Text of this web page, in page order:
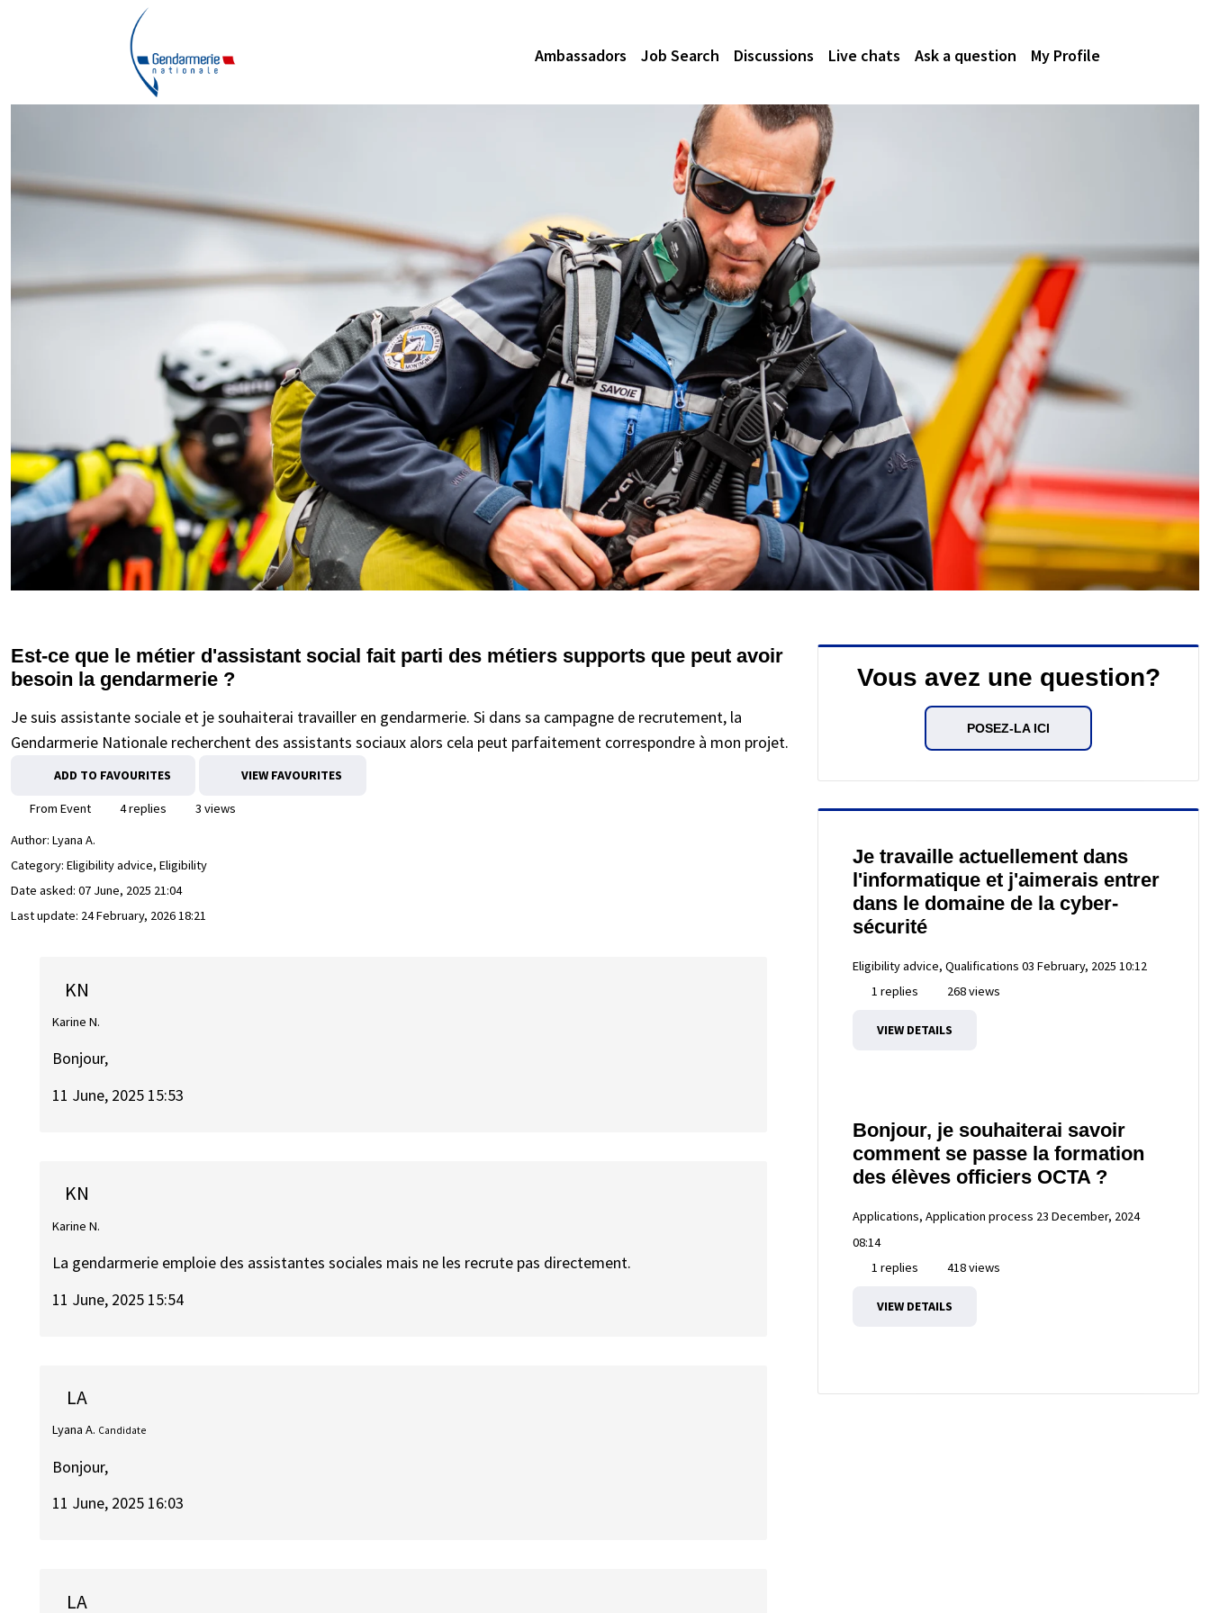
Ambassadors Job Search Discussions Live chats Ask a question My Profile
Est-ce que le métier d'assistant social fait parti des métiers supports que peut avoir
besoin la gendarmerie ?
Je suis assistante sociale et je souhaiterai travailler en gendarmerie. Si dans sa campagne de recrutement, la
Gendarmerie Nationale recherchent des assistants sociaux alors cela peut parfaitement correspondre à mon projet.
ADD TO FAVOURITES VIEW FAVOURITES
From Event 4 replies
3 views
Author: Lyana A.
Category: Eligibility advice, Eligibility
Date asked: 07 June, 2025 21:04
Last update: 24 February, 2026 18:21
KN
Karine N.
Bonjour,
11 June, 2025 15:53
KN
Karine N.
La gendarmerie emploie des assistantes sociales mais ne les recrute pas directement.
11 June, 2025 15:54
LA
Lyana A. Candidate
Bonjour,
11 June, 2025 16:03
LA
Vous avez une question?
POSEZ-LA ICI
Je travaille actuellement dans
l'informatique et j'aimerais entrer
dans le domaine de la cyber-
sécurité
Eligibility advice, Qualifications 03 February, 2025 10:12
1 replies
268 views
VIEW DETAILS
Bonjour, je souhaiterai savoir
comment se passe la formation
des élèves officiers OCTA ?
Applications, Application process 23 December, 2024
08:14
1 replies
418 views
VIEW DETAILS